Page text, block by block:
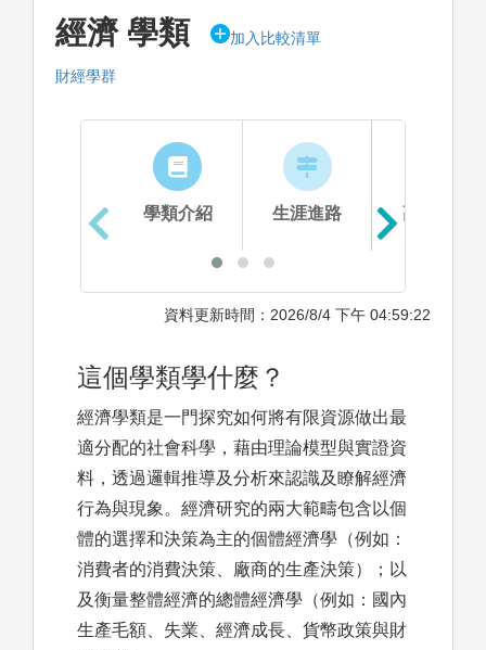
經濟 學類 加入比較清單
財經學群
學類介紹 生涯進路 高中準備
資料更新時間：2026/8/4 下午 04:59:22
這個學類學什麼？
經濟學類是一門探究如何將有限資源做出最
適分配的社會科學，藉由理論模型與實證資
料，透過邏輯推導及分析來認識及瞭解經濟
行為與現象。經濟研究的兩大範疇包含以個
體的選擇和決策為主的個體經濟學（例如：
消費者的消費決策、廠商的生產決策）；以
及衡量整體經濟的總體經濟學（例如：國內
生產毛額、失業、經濟成長、貨幣政策與財